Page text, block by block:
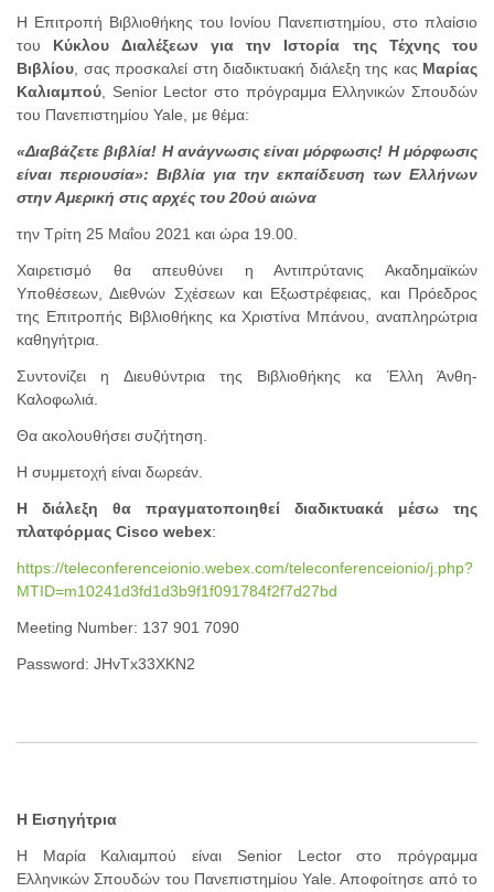
Η Επιτροπή Βιβλιοθήκης του Ιονίου Πανεπιστημίου, στο πλαίσιο
του Κύκλου Διαλέξεων για την Ιστορία της Τέχνης του
Βιβλίου, σας προσκαλεί στη διαδικτυακή διάλεξη της κας Μαρίας
Καλιαμπού, Senior Lector στο πρόγραμμα Ελληνικών Σπουδών
του Πανεπιστημίου Yale, με θέμα:
«Διαβάζετε βιβλία! Η ανάγνωσις είναι μόρφωσις! Η μόρφωσις
είναι περιουσία»: Βιβλία για την εκπαίδευση των Ελλήνων
στην Αμερική στις αρχές του 20ού αιώνα
την Τρίτη 25 Μαΐου 2021 και ώρα 19.00.
Χαιρετισμό θα απευθύνει η Αντιπρύτανις Ακαδημαϊκών
Υποθέσεων, Διεθνών Σχέσεων και Εξωστρέφειας, και Πρόεδρος
της Επιτροπής Βιβλιοθήκης κα Χριστίνα Μπάνου, αναπληρώ­τρια
καθηγήτρια.
Συντονίζει η Διευθύντρια της Βιβλιοθήκης κα Έλλη Άνθη-
Καλοφωλιά.
Θα ακολουθήσει συζήτηση.
H συμμετοχή είναι δωρεάν.
Η διάλεξη θα πραγματοποιηθεί διαδικτυακά μέσω της
πλατφόρμας Cisco webex:
https://teleconferenceionio.webex.com/teleconferenceionio/j.php?
MTID=m10241d3fd1d3b9f1f091784f2f7d27bd
Meeting Number: 137 901 7090
Password: JHvTx33XKN2
Η Εισηγήτρια
Η Μαρία Καλιαμπού είναι Senior Lector στο πρόγραμμα
Ελληνικών Σπουδών του Πανεπιστημίου Yale. Aποφοίτησε από το